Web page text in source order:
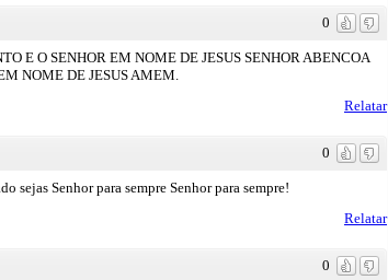
0
E O SENHOR EM NOME DE JESUS SENHOR ABENCOA
NOME DE JESUS AMEM.
Relatar
0
sejas Senhor para sempre Senhor para sempre!
Relatar
0